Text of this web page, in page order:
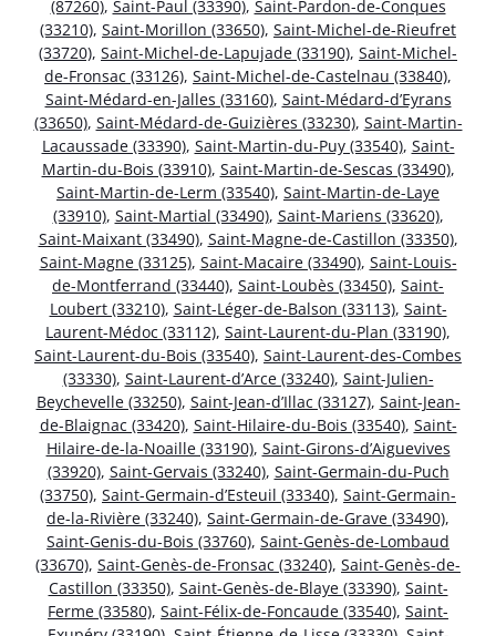
(87260), Saint-Paul (33390), Saint-Pardon-de-Conques
(33210), Saint-Morillon (33650), Saint-Michel-de-Rieufret
(33720), Saint-Michel-de-Lapujade (33190), Saint-Michel-
de-Fronsac (33126), Saint-Michel-de-Castelnau (33840),
Saint-Médard-en-Jalles (33160), Saint-Médard-d’Eyrans
(33650), Saint-Médard-de-Guizières (33230), Saint-Martin-
Lacaussade (33390), Saint-Martin-du-Puy (33540), Saint-
Martin-du-Bois (33910), Saint-Martin-de-Sescas (33490),
Saint-Martin-de-Lerm (33540), Saint-Martin-de-Laye
(33910), Saint-Martial (33490), Saint-Mariens (33620),
Saint-Maixant (33490), Saint-Magne-de-Castillon (33350),
Saint-Magne (33125), Saint-Macaire (33490), Saint-Louis-
de-Montferrand (33440), Saint-Loubès (33450), Saint-
Loubert (33210), Saint-Léger-de-Balson (33113), Saint-
Laurent-Médoc (33112), Saint-Laurent-du-Plan (33190),
Saint-Laurent-du-Bois (33540), Saint-Laurent-des-Combes
(33330), Saint-Laurent-d’Arce (33240), Saint-Julien-
Beychevelle (33250), Saint-Jean-d’Illac (33127), Saint-Jean-
de-Blaignac (33420), Saint-Hilaire-du-Bois (33540), Saint-
Hilaire-de-la-Noaille (33190), Saint-Girons-d’Aiguevives
(33920), Saint-Gervais (33240), Saint-Germain-du-Puch
(33750), Saint-Germain-d’Esteuil (33340), Saint-Germain-
de-la-Rivière (33240), Saint-Germain-de-Grave (33490),
Saint-Genis-du-Bois (33760), Saint-Genès-de-Lombaud
(33670), Saint-Genès-de-Fronsac (33240), Saint-Genès-de-
Castillon (33350), Saint-Genès-de-Blaye (33390), Saint-
Ferme (33580), Saint-Félix-de-Foncaude (33540), Saint-